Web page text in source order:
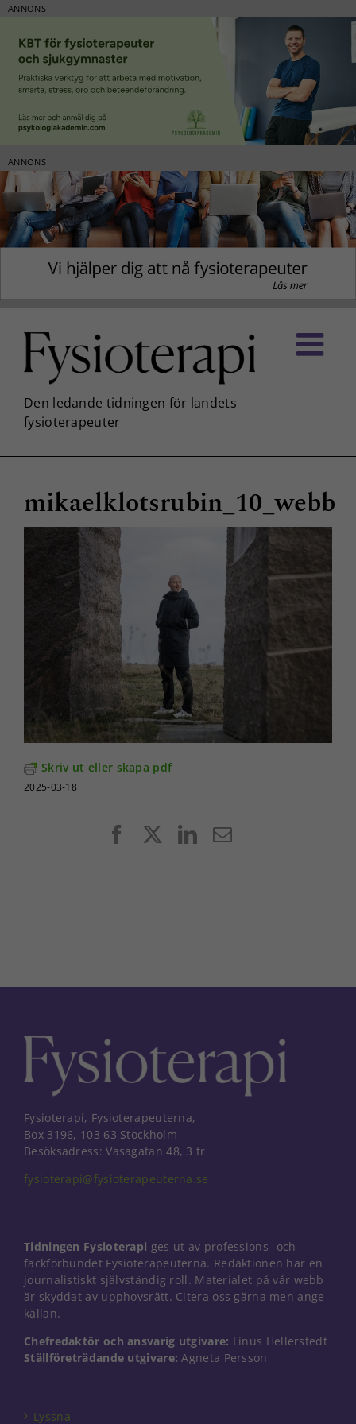
ANNONS
ANNONS
innehållet
mikaelklotsrubin_10_webb
Skriv ut eller skapa pdf
2025-03-18
FacebookLinkedIn
E-
Fysioterapi, Fysioterapeuterna,
Box 3196, 103 63 Stockholm
Besöksadress: Vasagatan 48, 3 tr
fysioterapi@fysioterapeuterna.se
Tidningen Fysioterapi ges ut av professions- och
fackförbundet Fysioterapeuterna. Redaktionen har en
journalistiskt självständig roll. Materialet på vår webb
är skyddat av upphovsrätt. Citera oss gärna men ange
källan.
Chefredaktör och ansvarig utgivare: Linus Hellerstedt
Ställföreträdande utgivare: Agneta Persson
Lyssna
Nödvändiga